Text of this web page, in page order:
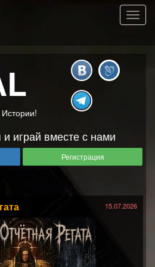
и играй вместе с нами
Регистрация
15.07.2026